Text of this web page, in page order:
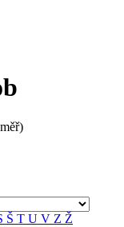
Š T U V Z Ž